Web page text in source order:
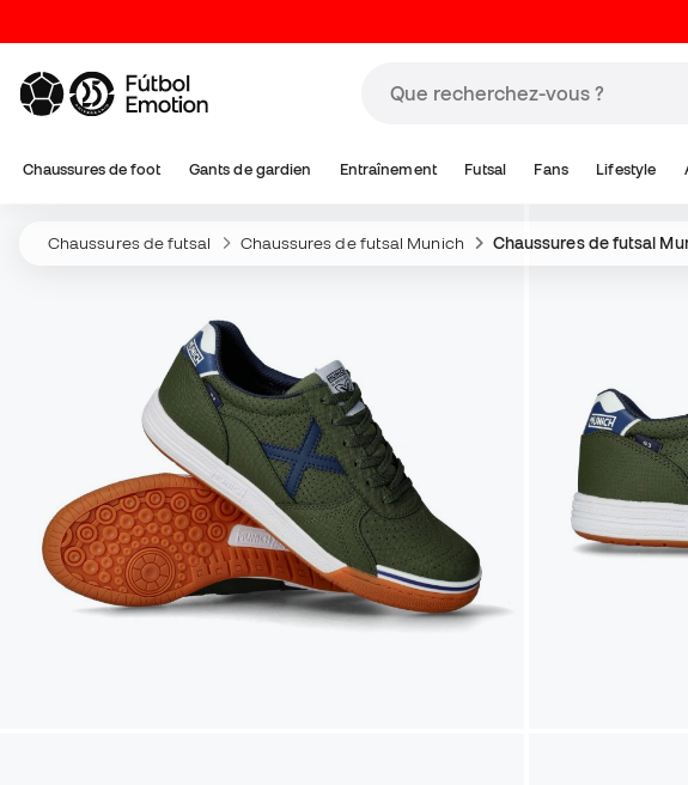
Chaussures de foot Gants de gardien Entraînement Futsal Fans Lifestyle
Chaussures de futsal Chaussures de futsal Munich Chaussures de futsal